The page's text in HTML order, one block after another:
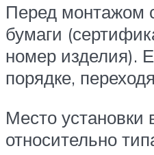
Перед монтажом
бумаги
номер изделия).
порядке,
Место установки
относительно